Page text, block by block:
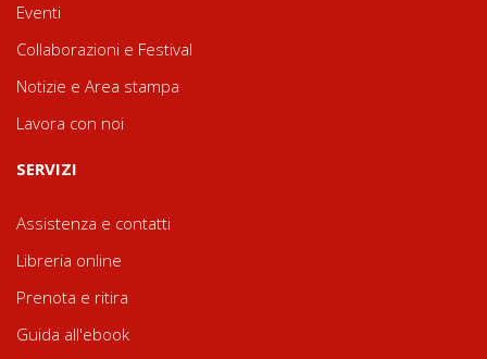
Eventi
Collaborazioni e Festival
Notizie e Area stampa
Lavora con noi
SERVIZI
Assistenza e contatti
Libreria online
Prenota e ritira
Guida all'ebook